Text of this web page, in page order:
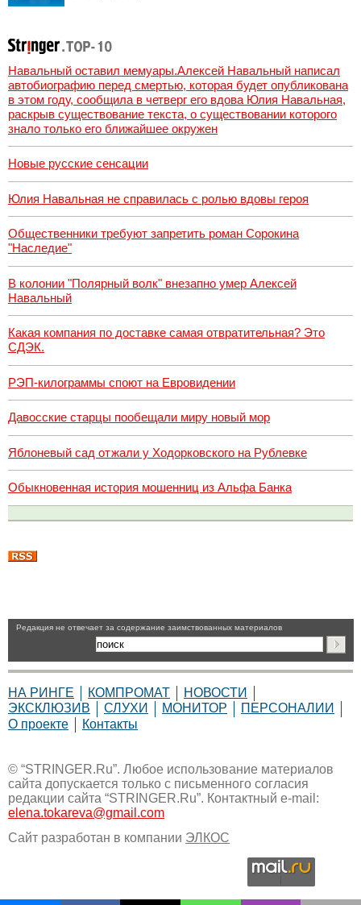
Навальный оставил мемуары.Алексей Навальный написал
автобиографию перед смертью, которая будет опубликована
в этом году, сообщила в четверг его вдова Юлия Навальная,
раскрыв существование текста, о существовании которого
знало только его ближайшее окружен
Новые русские сенсации
Юлия Навальная не справилась с ролью вдовы героя
Общественники требуют запретить роман Сорокина
"Наследие"
В колонии "Полярный волк" внезапно умер Алексей
Навальный
Какая компания по доставке самая отвратительная? Это
СДЭК.
РЭП-килограммы споют на Евровидении
Давосские старцы пообещали миру новый мор
Яблоневый сад отжали у Ходорковского на Рублевке
Обыкновенная история мошенниц из Альфа Банка
Pедакция не отвечает за содержание заимствованных материалов
НА РИНГЕ КОМПРОМАТ
НОВОСТИ
ЭКСКЛЮЗИВ
СЛУХИ МОНИТОР
ПЕРСОНАЛИИ
О проекте
Контакты
© “STRINGER.Ru”. Любое использование материалов
сайта допускается только с письменного согласия
редакции сайта “STRINGER.Ru”. Контактный e-mail:
elena.tokareva@gmail.com
Сайт разработан в компании ЭЛКОС